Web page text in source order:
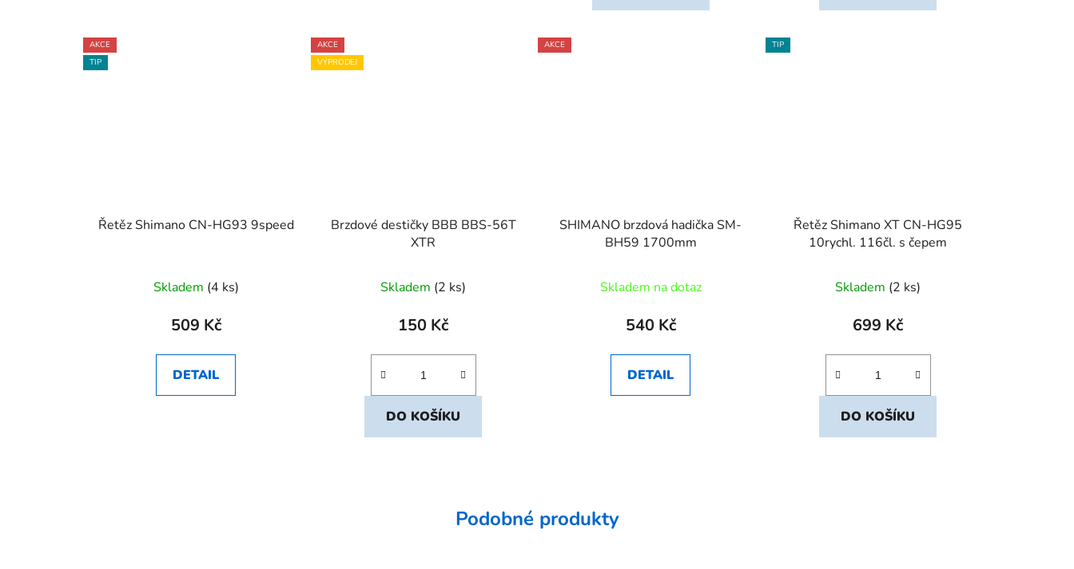
AKCE
TIP
Řetěz Shimano CN-HG93 9speed
Skladem (4 ks)
509 Kč
DETAIL
AKCE
VÝPRODEJ
Brzdové destičky BBB BBS-56T
XTR
Skladem (2 ks)
150 Kč
DO KOŠÍKU
AKCE
SHIMANO brzdová hadička SM-
BH59 1700mm
Skladem na dotaz
540 Kč
DETAIL
TIP
Řetěz Shimano XT CN-HG95
10rychl. 116čl. s čepem
Skladem (2 ks)
699 Kč
DO KOŠÍKU
Podobné produkty